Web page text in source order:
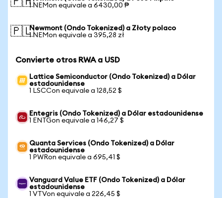
1 NEMon equivale a 6430,00 ₱
🇵🇱Newmont (Ondo Tokenized) a Złoty polaco
1 NEMon equivale a 395,28 zł
Convierte otros RWA a USD
Lattice Semiconductor (Ondo Tokenized) a Dólar
estadounidense
1 LSCCon equivale a 128,52 $
Entegris (Ondo Tokenized) a Dólar estadounidense
1 ENTGon equivale a 146,27 $
Quanta Services (Ondo Tokenized) a Dólar
estadounidense
1 PWRon equivale a 695,41 $
Vanguard Value ETF (Ondo Tokenized) a Dólar
estadounidense
1 VTVon equivale a 226,45 $